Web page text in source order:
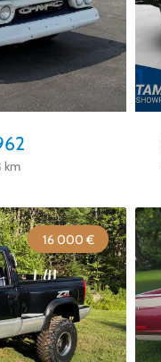
km
16 000 €